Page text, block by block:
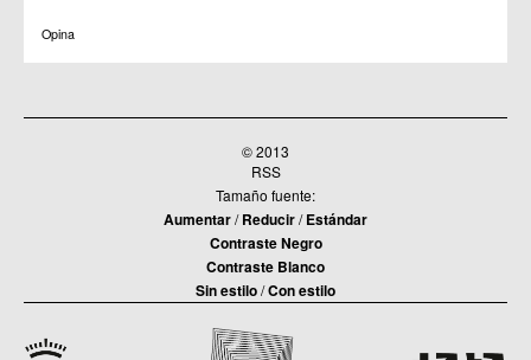
Opina
© 2013
RSS
Tamaño fuente:
Aumentar/Reducir/Estándar
Contraste Negro
Contraste Blanco
Sin estilo/Con estilo